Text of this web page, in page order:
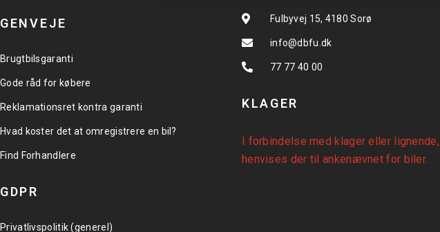
GENVEJE
Brugtbilsgaranti
Gode råd for købere
Reklamationsret kontra garanti
Hvad koster det at omregistrere en bil?
Find Forhandlere
GDPR
Privatlivspolitik (generel)
Fulbyvej 15, 4180 Sorø
info@dbfu.dk
77 77 40 00
KLAGER
I forbindelse med klager eller lignende,
henvises der tilankenævnet for biler.